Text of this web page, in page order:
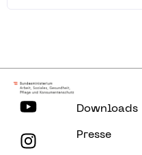
Downloads
Presse